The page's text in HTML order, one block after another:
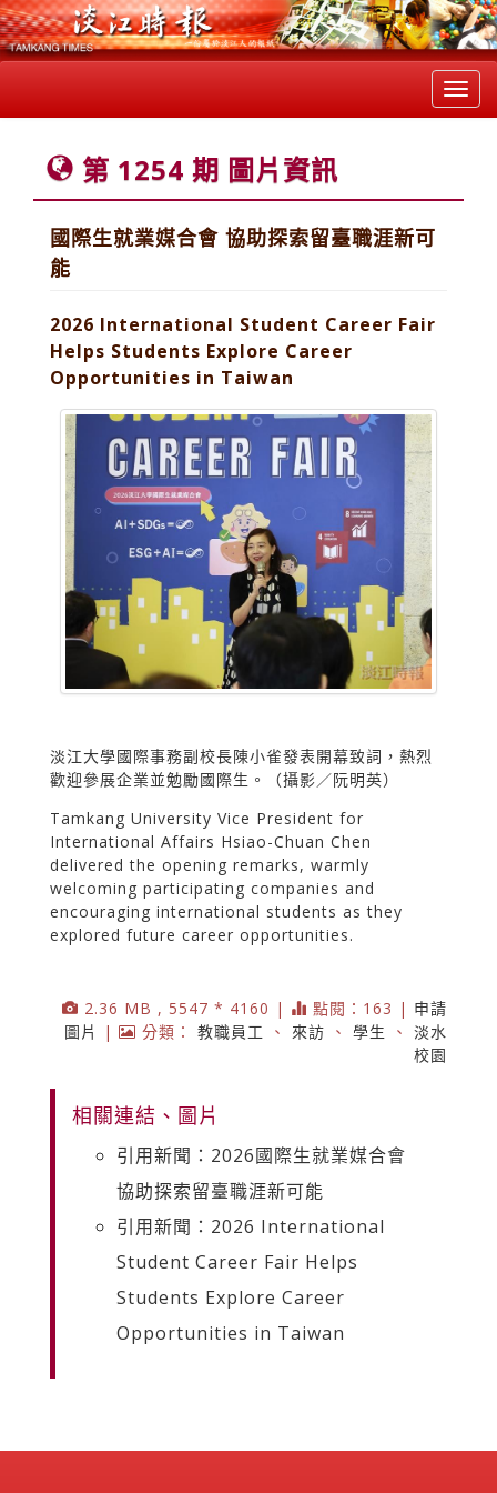
第 1254 期 圖片資訊
國際生就業媒合會 協助探索留臺職涯新可
能
2026 International Student Career Fair
Helps Students Explore Career
Opportunities in Taiwan
淡江大學國際事務副校長陳小雀發表開幕致詞，熱烈
歡迎參展企業並勉勵國際生。（攝影／阮明英）
Tamkang University Vice President for
International Affairs Hsiao-Chuan Chen
delivered the opening remarks, warmly
welcoming participating companies and
encouraging international students as they
explored future career opportunities.
2.36 MB , 5547 * 4160 | 點閱：163 | 申請
圖片
| 分類： 教職員工 、 來訪 、 學生 、 淡水
校園
相關連結、圖片
引用新聞：2026國際生就業媒合會
協助探索留臺職涯新可能
引用新聞：2026 International
Student Career Fair Helps
Students Explore Career
Opportunities in Taiwan